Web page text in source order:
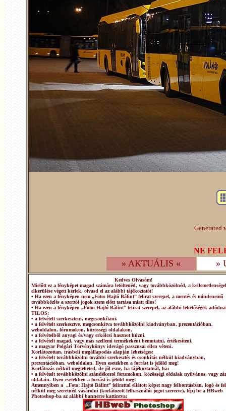
Generated
NE
» AKTUÁLIS « »
Kedves Olvasóm!
Mielőtt ez a fényképet magad számára letöltenéd, vagy továbbközölnéd, a
elkerülése végett kérlek, olvasd el az alábbi tájékoztatót!
• Ha ezen a fényképen nem „Foto: Hajtó Bálint” felirat szerepel, a mentés és mindenemű
továbbközlés a szerzői jogok szem előtt tartása miatt tilos!
• Ha ezen a fényképen „Foto: Hajtó Bálint” felirat szerepel, az alábbi lehetőségek
TILOS:
• a felvételt szerkeszteni, megcsonkítani.
• a felvételt szerkesztve, megcsonkítva továbbközölni kiadványban, prezentációban,
weboldalon, fórumokon, közösségi oldalakon.
• a felvételből anyagi és/vagy erkölcsi hasznot húzni.
• a felvételt magad, vagy más szellemi termékeként bemutatni, értékesíteni.
• a magyar Polgári Törvénykönyv idevágó passzusai ellen véteni.
Korlátozottan, írásbeli megállapodás alapján lehetséges:
• a felvételt továbbközölni további szerkesztés és csonkítás nélkül kiadványban,
prezentációban, weboldalon. Ilyen esetekben a forrást is jelöld meg!
Korlátozás nélkül megteheted, de jól esne, ha tájékoztatnál, ha:
• a felvételt továbbközölni szándékozol fórumokon, közösségi oldalak nyílvános, vagy
oldalain. Ilyen esetekben a forrást is jelöld meg!
Amennyiben a „Foto: Hajtó Bálint” felirattal ellátott képet nagy felbontásban, logó és
nélkül meg szeretnéd vásárolni (korlátozott felhasználói jogot szerezve), lépj be a HBweb
Photoshop-ba az alábbi bannerre kattintva: